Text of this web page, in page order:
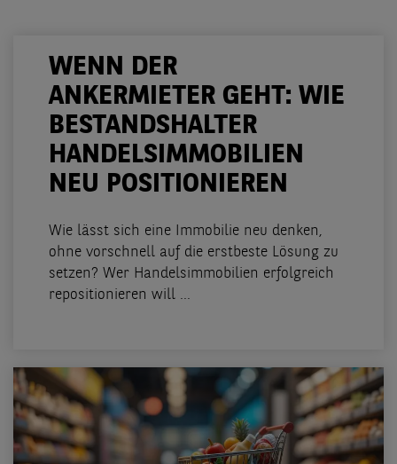
WENN DER
ANKERMIETER GEHT: WIE
BESTANDSHALTER
HANDELSIMMOBILIEN
NEU POSITIONIEREN
Wie lässt sich eine Immobilie neu denken,
ohne vorschnell auf die erstbeste Lösung zu
setzen? Wer Handelsimmobilien erfolgreich
repositionieren will ...